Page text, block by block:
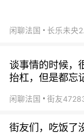
闲聊法国
谈事情的时候，
抬杠，但是都忘
闲聊法国
街友们，吃饭了